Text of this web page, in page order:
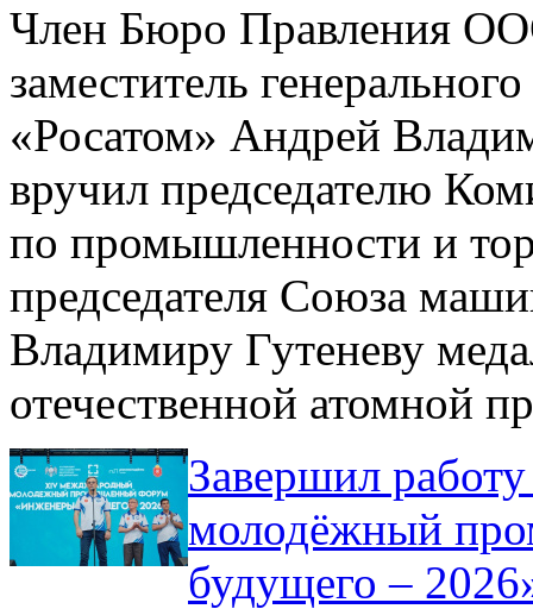
Член Бюро Правления
заместитель
«Росатом» Андрей
вручил председателю
по промышленности и
председателя Союза
Владимиру Гутеневу
отечественной атомной
Завершил
молодёжный
будущего –